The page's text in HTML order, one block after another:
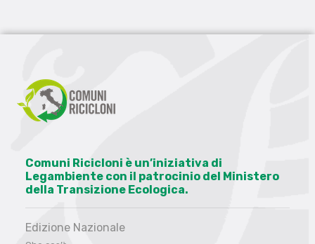
Comuni Ricicloni è un’iniziativa di
Legambiente con il patrocinio del Ministero
della Transizione Ecologica.
Edizione Nazionale